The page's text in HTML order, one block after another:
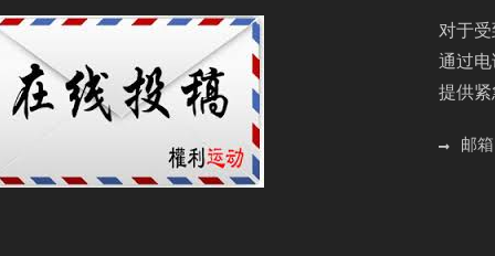
对于
通过
提供紧
邮